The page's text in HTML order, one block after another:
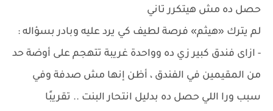
حصل ده مش هيتكرر تاني
لم يترك «هيثم» فرصة لطيف كي يرد عليه وبادر بسؤاله :
- ازاى فندق كبير زي ده وواحدة غريبة تتهجم على أوضة حد
من المقيمين في الفندق ، أظن إنها مش صدفة وفي
سبب ورا اللي حصل ده بدليل انتحار البنت .. تقريبًا